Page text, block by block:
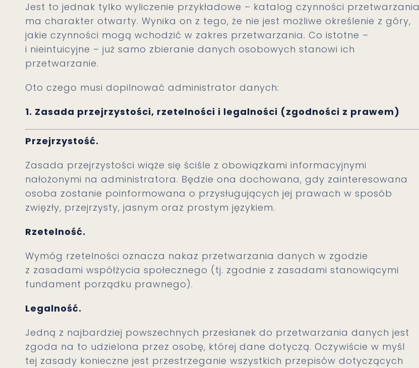
Jest to jednak tylko wyliczenie przykładowe – katalog czynności przetwarzania
ma charakter otwarty. Wynika on z tego, że nie jest możliwe określenie z góry,
jakie czynności mogą wchodzić w zakres przetwarzania. Co istotne –
i nieintuicyjne – już samo zbieranie danych osobowych stanowi ich
przetwarzanie.
Oto czego musi dopilnować administrator danych:
1. Zasada przejrzystości, rzetelności i legalności (zgodności z prawem)
Przejrzystość.
Zasada przejrzystości wiąże się ściśle z obowiązkami informacyjnymi
nałożonymi na administratora. Będzie ona dochowana, gdy zainteresowana
osoba zostanie poinformowana o przysługujących jej prawach w sposób
zwięzły, przejrzysty, jasnym oraz prostym językiem.
Rzetelność.
Wymóg rzetelności oznacza nakaz przetwarzania danych w zgodzie
z zasadami współżycia społecznego (tj. zgodnie z zasadami stanowiącymi
fundament porządku prawnego).
Legalność.
Jedną z najbardziej powszechnych przesłanek do przetwarzania danych jest
zgoda na to udzielona przez osobę, której dane dotyczą. Oczywiście w myśl
tej zasady konieczne jest przestrzeganie wszystkich przepisów dotyczących